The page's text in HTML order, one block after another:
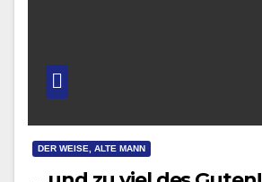
DER WEISE, ALTE MANN